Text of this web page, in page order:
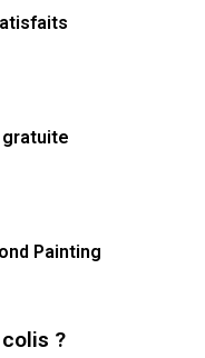
Painting
?